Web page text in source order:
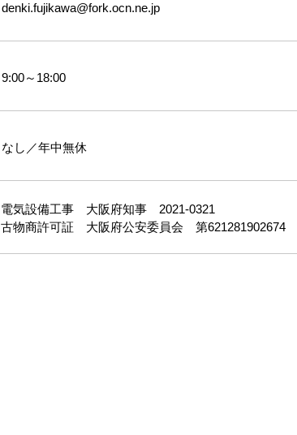
denki.fujikawa@fork.ocn.ne.jp
​9:00～18:00
​なし／年中無休
電気設備工事 大阪府知事 2021-0321
古物商許可証 大阪府公安委員会 第621281902674